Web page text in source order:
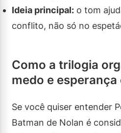
Ideia principal: o tom
conflito, não só no
Como a trilogia
medo e
Se você quiser entender
Batman de Nolan é